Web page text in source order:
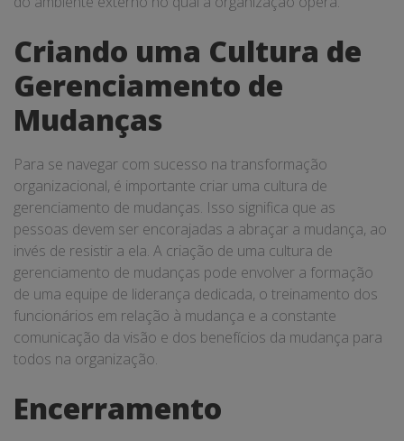
Criando uma Cultura de
Gerenciamento de
Mudanças
Para se navegar com sucesso na transformação
organizacional, é importante criar uma cultura de
gerenciamento de mudanças. Isso significa que as
pessoas devem ser encorajadas a abraçar a mudança, ao
invés de resistir a ela. A criação de uma cultura de
gerenciamento de mudanças pode envolver a formação
de uma equipe de liderança dedicada, o treinamento dos
funcionários em relação à mudança e a constante
comunicação da visão e dos benefícios da mudança para
todos na organização.
Encerramento